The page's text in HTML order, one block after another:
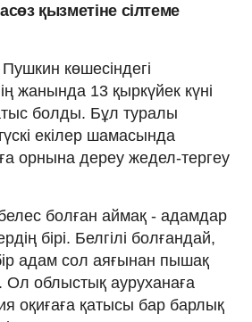
қызметіне сілтеме
көшесіндегі
жанында 13 қыркүйек күні
атыс болды. Бұл туралы
екілер шамасында
орнына дереу жедел-тергеу
болған аймақ - адамдар
бірі. Белгілі болғандай,
адам сол аяғынан пышақ
Ол облыстық ауруханаға
оқиғаға қатысы бар барлық